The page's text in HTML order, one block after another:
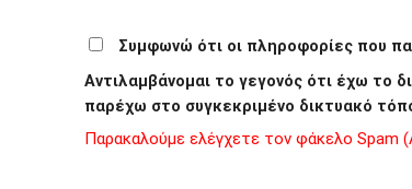
Συμφωνώ ότι οι πληροφορίες που
Αντιλαμβάνομαι το γεγονός ότι έχω
παρέχω στο συγκεκριμένο δικτυακό
Παρακαλούμε ελέγχετε τον φάκελο Spam